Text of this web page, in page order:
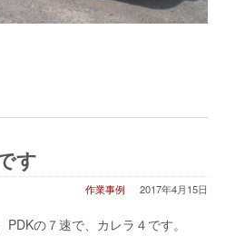
す
2017年4月15日
作業事例
の７速で、カレラ４です。